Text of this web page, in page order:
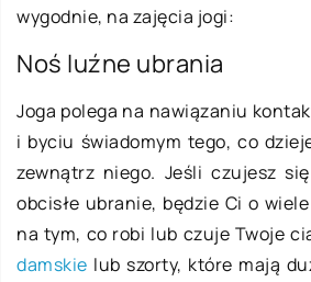
wygodnie, na zajęcia jogi:
Noś luźne ubrania
Joga polega na nawiązaniu
i byciu świadomym tego, co
zewnątrz niego. Jeśli czujesz
obcisłe ubranie, będzie Ci o
na tym, co robi lub czuje Twoje
damskie lub szorty, które mają